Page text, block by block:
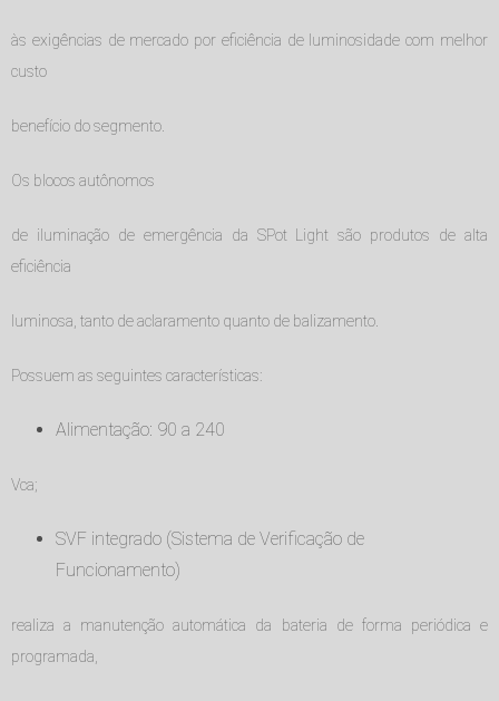
às exigências de mercado por eficiência de luminosidade com melhor
custo
benefício do segmento.
Os blocos autônomos
de iluminação de emergência da SPot Light são produtos de alta
eficiência
luminosa, tanto de aclaramento quanto de balizamento.
Possuem as seguintes características:
Alimentação: 90 a 240
Vca;
SVF integrado (Sistema de Verificação de
Funcionamento)
realiza a manutenção automática da bateria de forma periódica e
programada,